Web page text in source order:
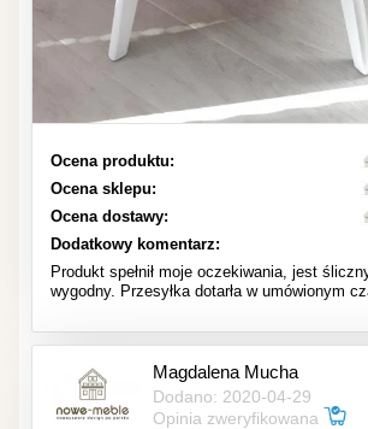
Ocena produktu:
Ocena sklepu:
Ocena dostawy:
Dodatkowy komentarz:
Produkt spełnił moje oczekiwania, jest
wygodny. Przesyłka dotarła w umówionym
Magdalena Mucha
Dodano: 2020-04-29
Opinia zweryfikowana